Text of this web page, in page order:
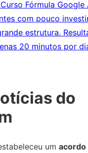
Fórmula Google
com pouco
estrutura.
20 minutos por
do
um acordo